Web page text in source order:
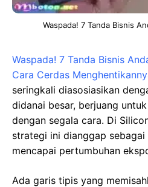
Waspada! 7 Tanda Bisnis
Waspada! 7 Tanda Bisnis
Cara Cerdas
seringkali diasosiasikan
didanai besar, berjuang
dengan segala cara. Di
strategi ini dianggap
mencapai pertumbuhan
Ada garis tipis yang